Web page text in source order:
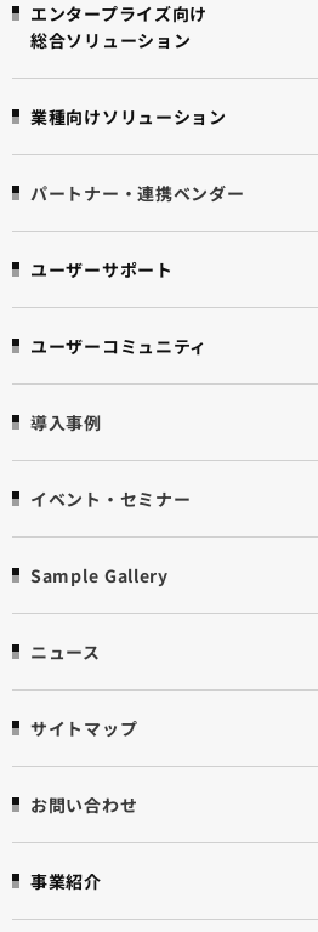
エンタープライズ向け
総合ソリューション
業種向けソリューション
パートナー・連携ベンダー
ユーザーサポート
ユーザーコミュニティ
導入事例
イベント・セミナー
Sample Gallery
ニュース
サイトマップ
お問い合わせ
事業紹介